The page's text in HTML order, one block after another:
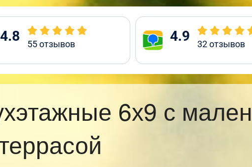
4.8 55отзывов 4.9 32отзывов
6х9 с